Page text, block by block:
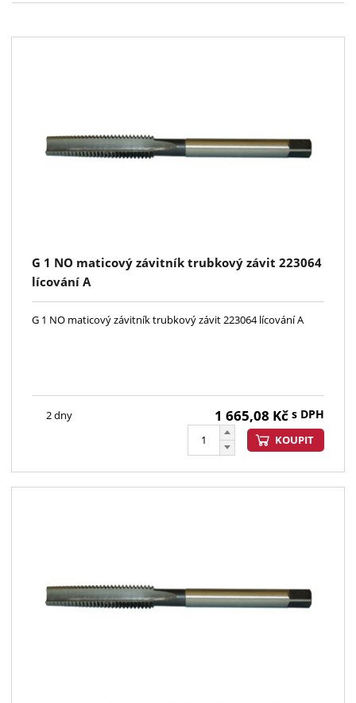
G 1 NO maticový závitník trubkový závit 223064
lícování A
G 1 NO maticový závitník trubkový závit 223064 lícování A
2 dny 1 665,08 Kč s DPH
KOUPIT